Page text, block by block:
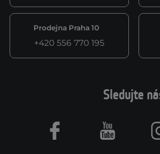
Prodejna Praha 10
+420 556 770 195
Sledujte
Facebook Youtube